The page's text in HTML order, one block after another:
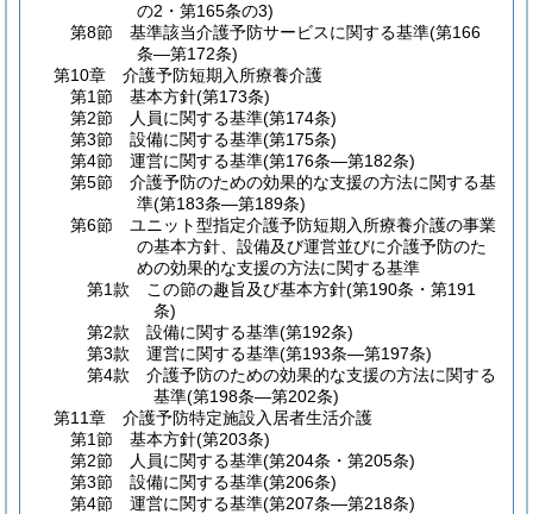
の2・第165条の3)
第8節
基準該当介護予防サービスに関する基準(第166
条―第172条)
第10章
介護予防短期入所療養介護
第1節
基本方針(第173条)
第2節
人員に関する基準(第174条)
第3節
設備に関する基準(第175条)
第4節
運営に関する基準(第176条―第182条)
第5節
介護予防のための効果的な支援の方法に関する基
準(第183条―第189条)
第6節
ユニット型指定介護予防短期入所療養介護の事業
の基本方針、設備及び運営並びに介護予防のた
めの効果的な支援の方法に関する基準
第1款
この節の趣旨及び基本方針(第190条・第191
条)
第2款
設備に関する基準(第192条)
第3款
運営に関する基準(第193条―第197条)
第4款
介護予防のための効果的な支援の方法に関する
基準(第198条―第202条)
第11章
介護予防特定施設入居者生活介護
第1節
基本方針(第203条)
第2節
人員に関する基準(第204条・第205条)
第3節
設備に関する基準(第206条)
第4節
運営に関する基準(第207条―第218条)